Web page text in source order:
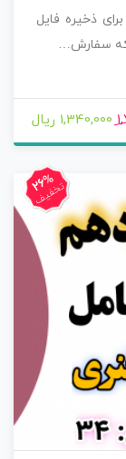
ذخیره فایل
که سفارش…
1,340,000 ریال
26%
تخفیف